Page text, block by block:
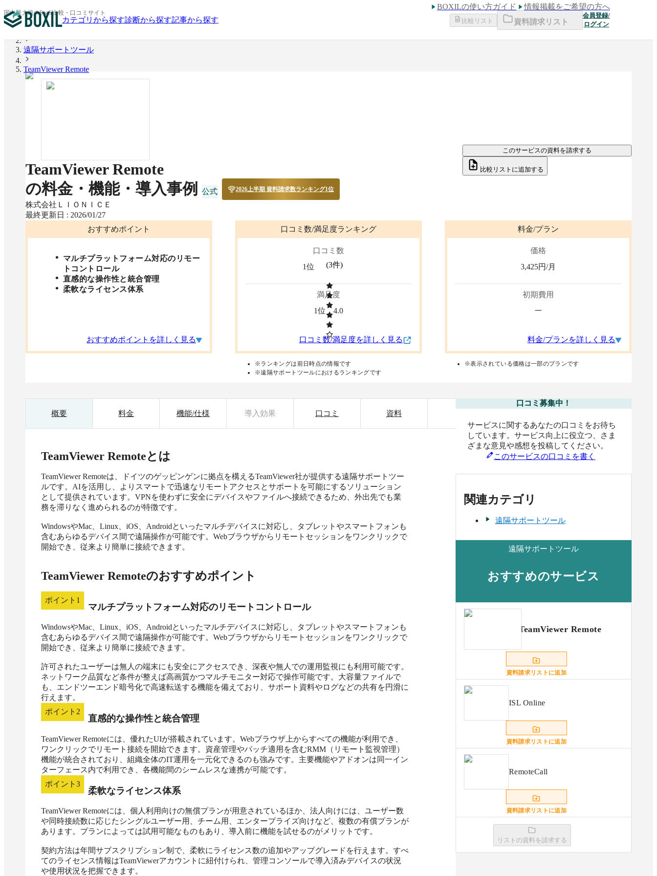
国内最大級のSaaS比較・口コミサイト
BOXILの使い方ガイド
情報掲載をご希望の方へ
カテゴリから探す診断から探す記事から探す 比較リスト 資料請求リスト
会員登録/
ログイン
遠隔サポートツール
TeamViewer Remote
TeamViewer Remote
の料金・機能・導入事例
2026上半期 資料請求数ランキング1位
株式会社ＬＩＯＮＩＣＥ
最終更新日 : 2026/01/27
このサービスの資料を請求する
比較リストに追加する
おすすめポイント
マルチプラットフォーム対応のリモー
トコントロール
直感的な操作性と統合管理
柔軟なライセンス体系
おすすめポイントを詳しく見る
口コミ数/満足度ランキング
口コミ数
1位
(3件)
満足度
1位
4.0
口コミ数/満足度を詳しく見る
※ランキングは前日時点の情報です
※遠隔サポートツールにおけるランキングです
料金/プラン
価格
3,425円/月
初期費用
ー
料金/プランを詳しく見る
※表示されている価格は一部のプランです
概要 料金 機能/仕様 導入効果 口コミ 資料
TeamViewer Remoteとは
TeamViewer Remoteは、ドイツのゲッピンゲンに拠点を構えるTeamViewer社が提供する遠隔サポートツー
ルです。AIを活用し、よりスマートで迅速なリモートアクセスとサポートを可能にするソリューション
として提供されています。VPNを使わずに安全にデバイスやファイルへ接続できるため、外出先でも業
務を滞りなく進められるのが特徴です。
WindowsやMac、Linux、iOS、Androidといったマルチデバイスに対応し、タブレットやスマートフォンも
含むあらゆるデバイス間で遠隔操作が可能です。Webブラウザからリモートセッションをワンクリックで
開始でき、従来より簡単に接続できます。
TeamViewer Remoteのおすすめポイント
ポイント 1
マルチプラットフォーム対応のリモートコントロール
WindowsやMac、Linux、iOS、Androidといったマルチデバイスに対応し、タブレットやスマートフォンも
含むあらゆるデバイス間で遠隔操作が可能です。Webブラウザからリモートセッションをワンクリックで
開始でき、従来より簡単に接続できます。
許可されたユーザーは無人の端末にも安全にアクセスでき、深夜や無人での運用監視にも利用可能です。
ネットワーク品質など条件が整えば高画質かつマルチモニター対応で操作可能です。大容量ファイルで
も、エンドツーエンド暗号化で高速転送する機能を備えており、サポート資料やログなどの共有を円滑に
行えます。
ポイント 2
直感的な操作性と統合管理
TeamViewer Remoteには、優れたUIが搭載されています。Webブラウザ上からすべての機能が利用でき、
ワンクリックでリモート接続を開始できます。資産管理やパッチ適用を含むRMM（リモート監視管理）
機能が統合されており、組織全体のIT運用を一元化できるのも強みです。主要機能やアドオンは同一イン
ターフェース内で利用でき、各機能間のシームレスな連携が可能です。
ポイント 3
柔軟なライセンス体系
TeamViewer Remoteには、個人利用向けの無償プランが用意されているほか、法人向けには、ユーザー数
や同時接続数に応じたシングルユーザー用、チーム用、エンタープライズ向けなど、複数の有償プランが
あります。プランによっては試用可能なものもあり、導入前に機能を試せるのがメリットです。
契約方法は年間サブスクリプション制で、柔軟にライセンス数の追加やアップグレードを行えます。すべ
てのライセンス情報はTeamViewerアカウントに紐付けられ、管理コンソールで導入済みデバイスの状況
や使用状況を把握できます。
口コミ募集中！
サービスに関するあなたの口コミをお待ち
しています。サービス向上に役立つ、さま
ざまな意見や感想を投稿してください。
このサービスの口コミを書く
関連カテゴリ
遠隔サポートツール
遠隔サポートツール
おすすめのサービス
TeamViewer Remote
資料請求リストに追加
ISL Online
資料請求リストに追加
RemoteCall
資料請求リストに追加
Help U
リストの資料を請求する